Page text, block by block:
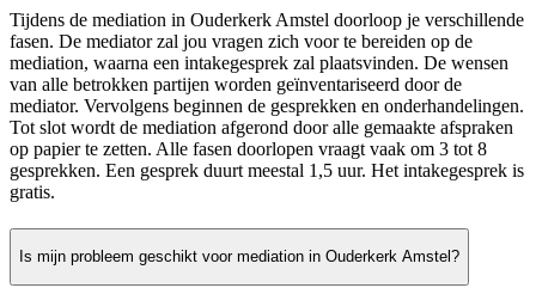
Tijdens de mediation in Ouderkerk Amstel doorloop je verschillende
fasen. De mediator zal jou vragen zich voor te bereiden op de
mediation, waarna een intakegesprek zal plaatsvinden. De wensen
van alle betrokken partijen worden geïnventariseerd door de
mediator. Vervolgens beginnen de gesprekken en onderhandelingen.
Tot slot wordt de mediation afgerond door alle gemaakte afspraken
op papier te zetten. Alle fasen doorlopen vraagt vaak om 3 tot 8
gesprekken. Een gesprek duurt meestal 1,5 uur. Het intakegesprek is
gratis.
Is mijn probleem geschikt voor mediation in Ouderkerk Amstel?